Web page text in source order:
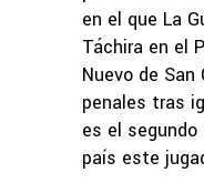
en el que La
Táchira en el
Nuevo de San
penales tras
es el
país este